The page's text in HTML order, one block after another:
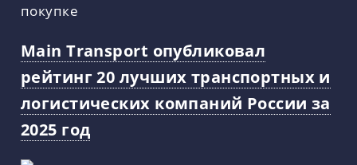
покупке
Main Transport опубликовал
рейтинг 20 лучших транспортных и
логистических компаний России за
2025 год